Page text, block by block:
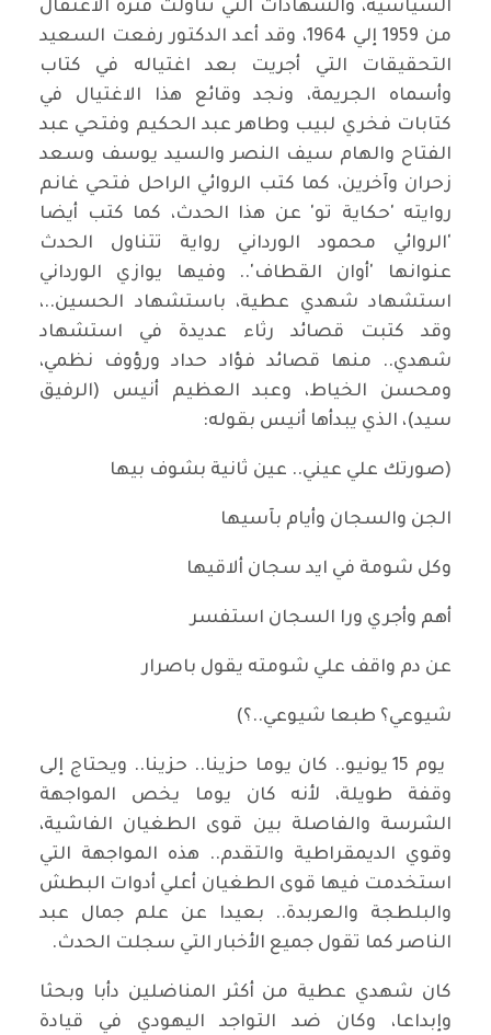
السياسية، والشهادات التي تناولت فترة الاعتقال
من 1959 إلي 1964، وقد أعد الدكتور رفعت السعيد
التحقيقات التي أجريت بعد اغتياله في كتاب
وأسماه الجريمة، ونجد وقائع هذا الاغتيال في
كتابات فخري لبيب وطاهر عبد الحكيم وفتحي عبد
الفتاح والهام سيف النصر والسيد يوسف وسعد
زحران وآخرين، كما كتب الروائي الراحل فتحي غانم
روايته 'حكاية تو' عن هذا الحدث، كما كتب أيضا
'الروائي محمود الورداني رواية تتناول الحدث
عنوانها 'أوان القطاف'.. وفيها يوازي الورداني
استشهاد شهدي عطية، باستشهاد الحسين..،
وقد كتبت قصائد رثاء عديدة في استشهاد
شهدي.. منها قصائد فؤاد حداد ورؤوف نظمي،
ومحسن الخياط، وعبد العظيم أنيس (الرفيق
سيد)، الذي يبدأها أنيس بقوله:
(صورتك علي عيني.. عين ثانية بشوف بيها
الجن والسجان وأيام بآسيها
وكل شومة في ايد سجان ألاقيها
أهم وأجري ورا السجان استفسر
عن دم واقف علي شومته يقول باصرار
شيوعي؟ طبعا شيوعي..؟)
يوم 15 يونيو.. كان يوما حزينا.. حزينا.. ويحتاج إلى
وقفة طويلة، لأنه كان يوما يخص المواجهة
الشرسة والفاصلة بين قوى الطغيان الفاشية،
وقوي الديمقراطية والتقدم.. هذه المواجهة التي
استخدمت فيها قوى الطغيان أعلي أدوات البطش
والبلطجة والعربدة.. بعيدا عن علم جمال عبد
الناصر كما تقول جميع الأخبار التي سجلت الحدث.
كان شهدي عطية من أكثر المناضلين دأبا وبحثا
وإبداعا، وكان ضد التواجد اليهودي في قيادة